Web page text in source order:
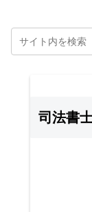
司法書